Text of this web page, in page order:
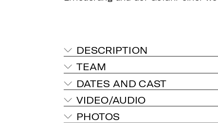
DESCRIPTION
TEAM
DATES AND CAST
VIDEO/AUDIO
PHOTOS